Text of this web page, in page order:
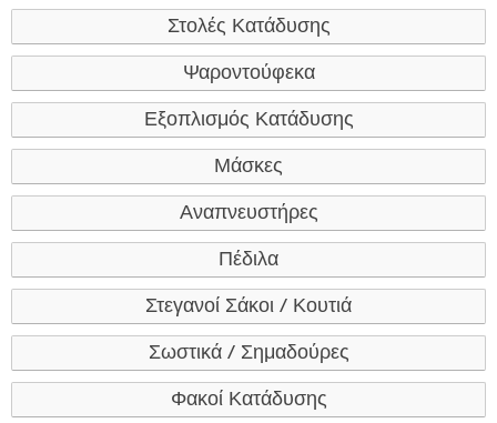
Στολές Κατάδυσης
Ψαροντούφεκα
Εξοπλισμός Κατάδυσης
Μάσκες
Αναπνευστήρες
Πέδιλα
Στεγανοί Σάκοι / Κουτιά
Σωστικά / Σημαδούρες
Φακοί Κατάδυσης